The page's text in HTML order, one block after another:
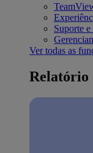
Suporte
Ver todas as
Relatório